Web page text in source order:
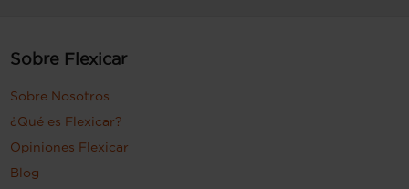
Sobre Flexicar
Sobre Nosotros
¿Qué es Flexicar?
Opiniones Flexicar
Blog